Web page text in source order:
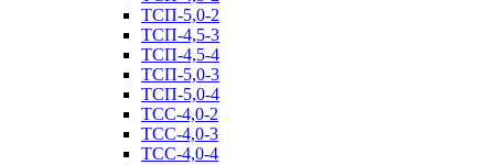
ТСП-5,0-2
ТСП-4,5-3
ТСП-4,5-4
ТСП-5,0-3
ТСП-5,0-4
ТСС-4,0-2
ТСС-4,0-3
ТСС-4,0-4